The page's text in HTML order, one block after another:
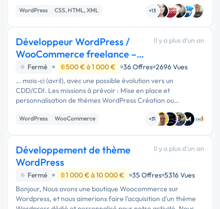
aux standards SEO actuels et aux bonnes pratiques de
développement. Être inst...
WordPress
CSS, HTML, XML
+13
Développeur WordPress /
WooCommerce freelance –
Mission avril (évol)
Il y a plus d'un an
Fermé 500 € à 1 000 € 36 Offres 2696 Vues
… mois-ci (avril), avec une possible évolution vers un
CDD/CDI. Les missions à prévoir : Mise en place et
personnalisation de thèmes WordPress Création ou
optimisation de boutiques WooCommerce (produits, tunnel
d’achat, paiement) Développement …
WordPress
WooCommerce
+31
Développement de thème
WordPress
Il y a plus d'un an
Fermé 1 000 € à 10 000 € 35 Offres 5316 Vues
Bonjour, Nous avons une boutique Woocommerce sur
Wordpress, et nous aimerions faire l'acquisition d'un thème